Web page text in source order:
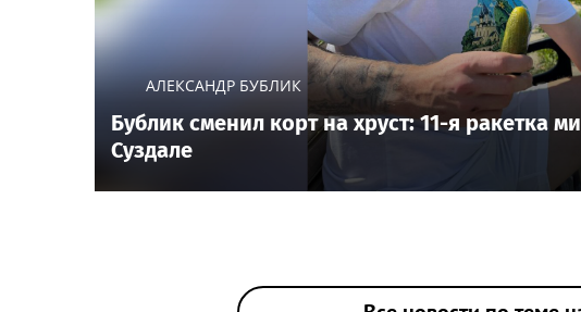
АЛЕКСАНДР БУБЛИК
Бублик сменил корт на хруст: 11-я ракетка
Суздале